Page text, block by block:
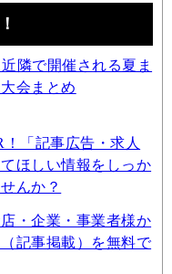
近隣で開催される夏ま
会まとめ
「記事広告・求人
ほしい情報をしっか
んか？
・企業・事業者様か
記事掲載）を無料で